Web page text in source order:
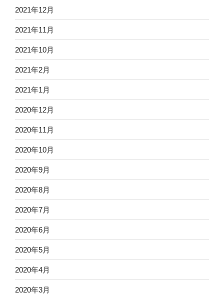
2021年12月
2021年11月
2021年10月
2021年2月
2021年1月
2020年12月
2020年11月
2020年10月
2020年9月
2020年8月
2020年7月
2020年6月
2020年5月
2020年4月
2020年3月